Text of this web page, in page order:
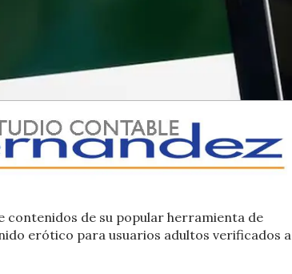
contenidos de su popular herramienta de
erótico para usuarios adultos verificados a